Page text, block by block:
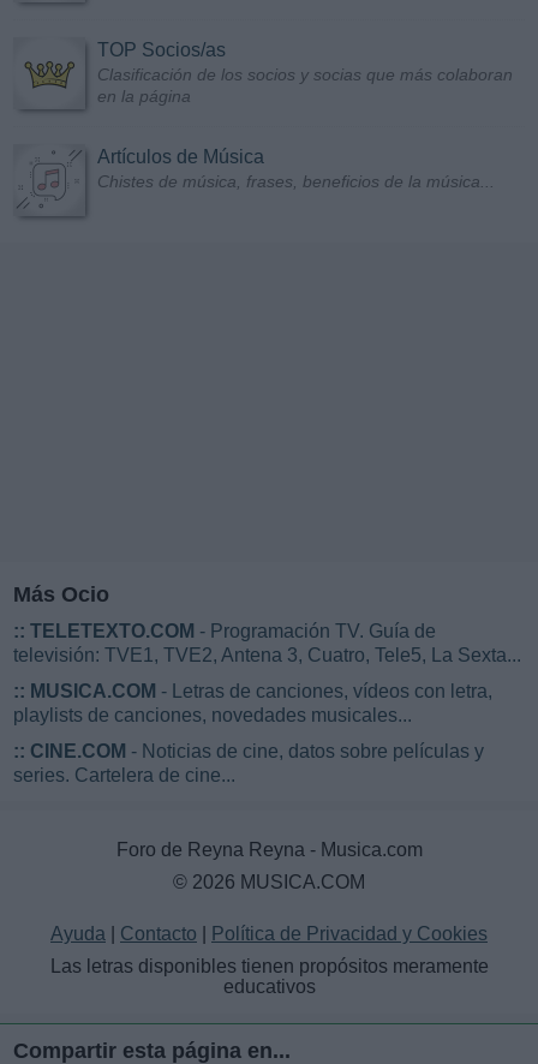
TOP Socios/as
Clasificación de los socios y socias que más colaboran
en la página
Artículos de Música
Chistes de música, frases, beneficios de la música...
Más Ocio
:: TELETEXTO.COM - Programación TV. Guía de
televisión: TVE1, TVE2, Antena 3, Cuatro, Tele5, La Sexta...
:: MUSICA.COM - Letras de canciones, vídeos con letra,
playlists de canciones, novedades musicales...
:: CINE.COM - Noticias de cine, datos sobre películas y
series. Cartelera de cine...
Foro de Reyna Reyna - Musica.com
© 2026 MUSICA.COM
Ayuda Contacto
Política de Privacidad y Cookies
Las letras disponibles tienen propósitos meramente
educativos
Compartir esta página en...